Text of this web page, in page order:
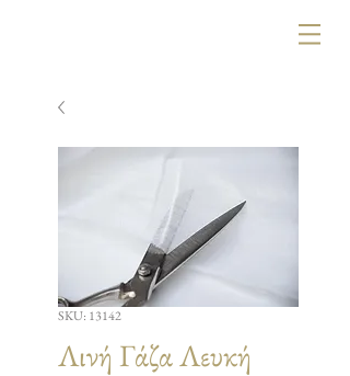
SKU: 13142
Λινή Γάζα Λευκή